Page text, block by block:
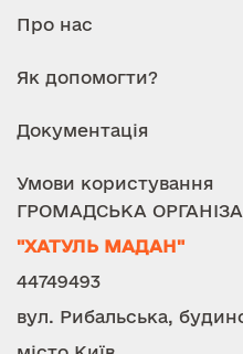
Про нас
Як допомогти?
Документація
Умови користування
ГРОМАДСЬКА
"ХАТУЛЬ МАДАН"
44749493
вул. Рибальська,